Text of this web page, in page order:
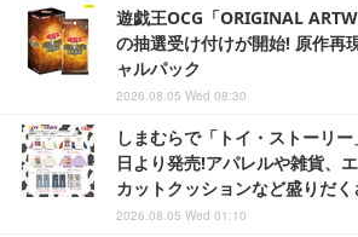
遊戯王OCG「ORIGINAL
の抽選受け付けが開始! 原作再
ャルパック
2026.08.05 Wed 08:30
しまむらで「トイ・ストーリ
日より発売!アパレルや雑貨、
カットクッションなど盛りだく
2026.08.05 Wed 01:10